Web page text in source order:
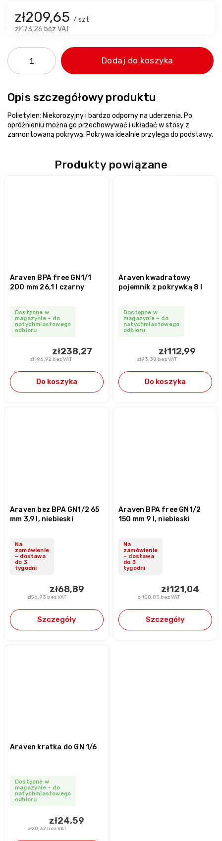
zł209,65 / szt
zł173,26 bez VAT
Dodaj do koszyka
Produkty powiązane
Araven BPA free GN1/1
200 mm 26,1 l czarny
Dostępne w
magazynie – do
natychmiastowego
odbioru
zł196,92 bez VAT
zł238,27
Do koszyka
Araven kwadratowy
pojemnik z pokrywką 8 l
Dostępne w
magazynie – do
natychmiastowego
odbioru
zł93,38 bez VAT
zł112,99
Do koszyka
Araven bez BPA GN1/2 65
mm 3,9 l, niebieski
Na
zamówienie
– dostawa
do 3
tygodni
zł56,93 bez VAT
zł68,89
Szczegóły
Araven BPA free GN1/2
150 mm 9 l, niebieski
Na
zamówienie
– dostawa
do 3
tygodni
zł100,03 bez VAT
zł121,04
Szczegóły
Araven kratka do GN 1/6
Dostępne w
magazynie – do
natychmiastowego
odbioru
zł20,32 bez VAT
zł24,59
Opis szczegółowy produktu
Polietylen: Niekorozyjny i bardzo odporny na uderzenia. Po
opróżnieniu można go przechowywać i układać w stosy z
zamontowaną pokrywą. Pokrywa idealnie przylega do podstawy.